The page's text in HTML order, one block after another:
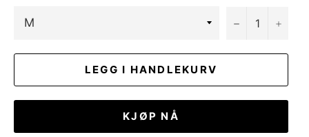
− +
LEGG I HANDLEKURV
KJØP NÅ